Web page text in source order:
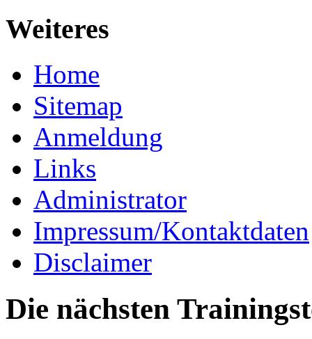
Weiteres
Home
Sitemap
Anmeldung
Links
Administrator
Impressum/Kontaktdaten
Disclaimer
Die nächsten